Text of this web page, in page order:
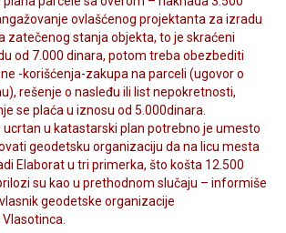
ovlašćenog projektanta za izradu
zatečenog stanja objekta, to je skraćeni
od 7.000 dinara, potom treba obezbediti
-korišćenja-zakupa na parceli (ugovor o
rešenje o nasleđu ili list nepokretnosti,
se plaća u iznosu od 5.000dinara.
ucrtan u katastarski plan potrebno je umesto
geodetsku organizaciju da na licu mesta
Elaborat u tri primerka, što košta 12.500
su kao u prethodnom slučaju – informiše
geodetske organizacije